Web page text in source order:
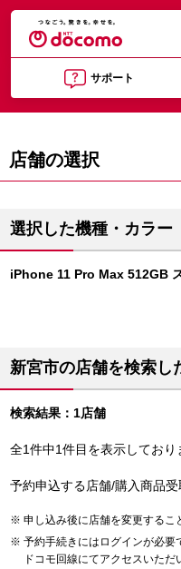
サポート
店舗の選択
選択した機種・カラー
iPhone 11 Pro Max 512GB
新宮市の店舗を検索し
検索結果：1店舗
全1件中1件目を表示しており
予約申込する店舗/購入商品受
申し込み後に店舗を変更するこ
予約手続きにはログインが必要
ドコモ回線にてアクセスいた